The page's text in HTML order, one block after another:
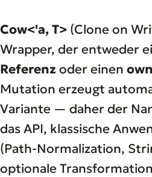
04Leistungen
05Docs
Tools
Welten
Cow<'a, T> (Clone on
Wrapper, der entweder
Referenz oder einen
Mutation erzeugt
Variante — daher der
das API, klassische
(Path-Normalization,
optionale